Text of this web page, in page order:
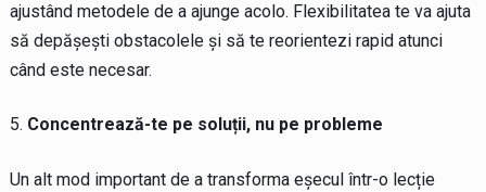
ajustând metodele de a ajunge acolo. Flexibilitatea te va ajuta
să depășești obstacolele și să te reorientezi rapid atunci
când este necesar.
Concentrează-te pe soluții, nu pe probleme
Un alt mod important de a transforma eșecul într-o lecție